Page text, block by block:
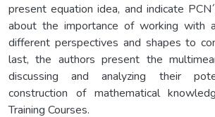
present equation idea, and indicate
about the importance of working with
different perspectives and shapes to
last, the authors present the
discussing and analyzing their
construction of mathematical
Training Courses.